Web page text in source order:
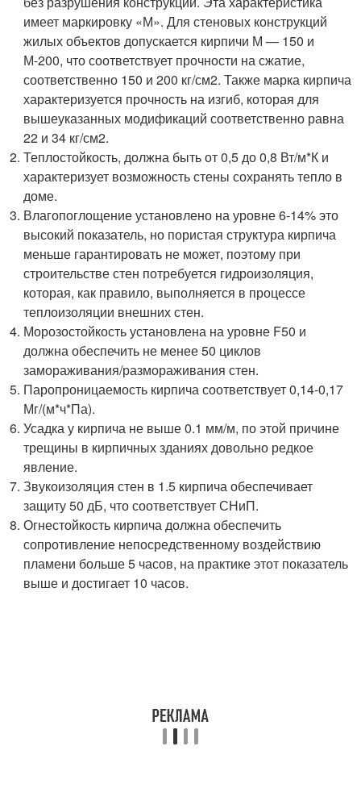
имеет маркировку «М». Для стеновых конструкций
жилых объектов допускается кирпичи М — 150 и
М-200, что соответствует прочности на сжатие,
соответственно 150 и 200 кг/см2. Также марка кирпича
характеризуется прочность на изгиб, которая для
вышеуказанных модификаций соответственно равна
22 и 34 кг/см2.
Теплостойкость, должна быть от 0,5 до 0,8 Вт/м*К и
характеризует возможность стены сохранять тепло в
доме.
Влагопоглощение установлено на уровне 6-14% это
высокий показатель, но пористая структура кирпича
меньше гарантировать не может, поэтому при
строительстве стен потребуется гидроизоляция,
которая, как правило, выполняется в процессе
теплоизоляции внешних стен.
Морозостойкость установлена на уровне F50 и
должна обеспечить не менее 50 циклов
замораживания/размораживания стен.
Паропроницаемость кирпича соответствует 0,14-0,17
Мг/(м*ч*Па).
Усадка у кирпича не выше 0.1 мм/м, по этой причине
трещины в кирпичных зданиях довольно редкое
явление.
Звукоизоляция стен в 1.5 кирпича обеспечивает
защиту 50 дБ, что соответствует СНиП.
Огнестойкость кирпича должна обеспечить
сопротивление непосредственному воздействию
пламени больше 5 часов, на практике этот показатель
выше и достигает 10 часов.